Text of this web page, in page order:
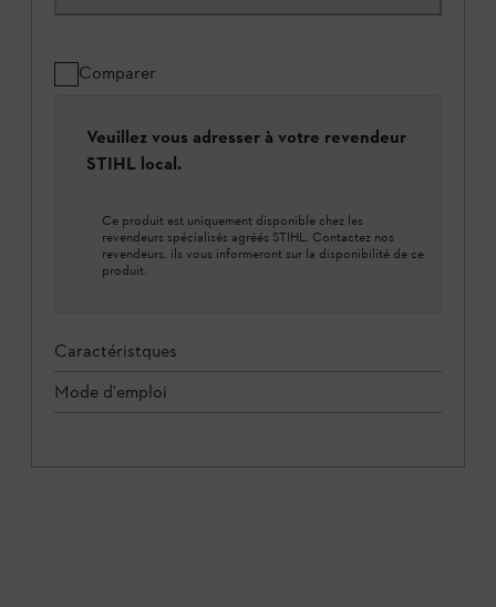
Comparer
Veuillez vous adresser à votre revendeur
STIHL local.
Ce produit est uniquement disponible chez les
revendeurs spécialisés agréés STIHL. Contactez nos
revendeurs, ils vous informeront sur la disponibilité de ce
produit.
Caractéristques
Mode d'emploi